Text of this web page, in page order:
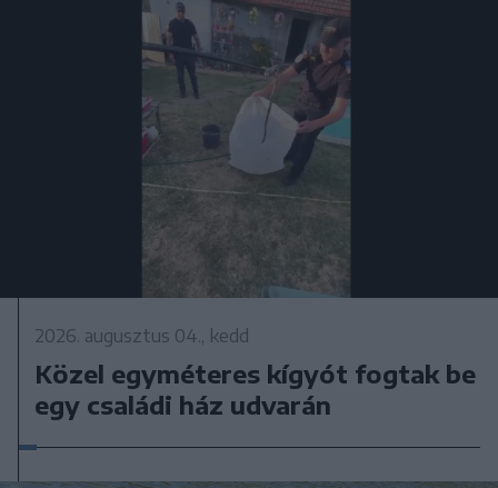
2026. augusztus 04., kedd
Közel egyméteres kígyót fogtak be
egy családi ház udvarán